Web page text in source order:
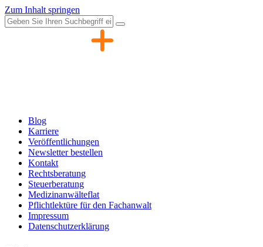
Zum Inhalt springen
Blog
Karriere
Veröffentlichungen
Newsletter bestellen
Kontakt
Rechtsberatung
Steuerberatung
Medizinanwälteflat
Pflichtlektüre für den Fachanwalt
Impressum
Datenschutzerklärung